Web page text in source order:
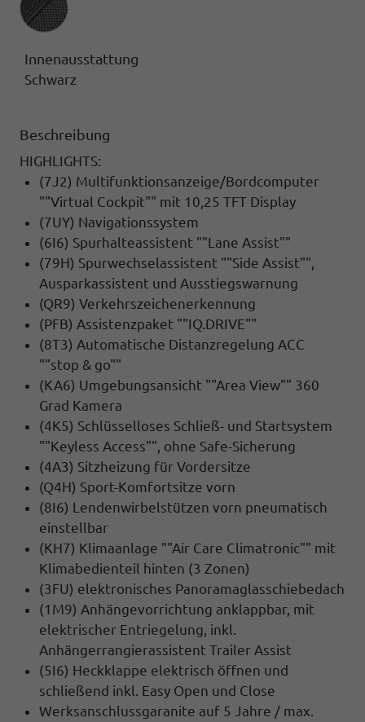
Innenausstattung
Schwarz
Beschreibung
HIGHLIGHTS:
(7J2) Multifunktionsanzeige/Bordcomputer
""Virtual Cockpit"" mit 10,25 TFT Display
(7UY) Navigationssystem
(6I6) Spurhalteassistent ""Lane Assist""
(79H) Spurwechselassistent ""Side Assist"",
Ausparkassistent und Ausstiegswarnung
(QR9) Verkehrszeichenerkennung
(PFB) Assistenzpaket ""IQ.DRIVE""
(8T3) Automatische Distanzregelung ACC
""stop & go""
(KA6) Umgebungsansicht ""Area View"" 360
Grad Kamera
(4K5) Schlüsselloses Schließ- und Startsystem
""Keyless Access"", ohne Safe-Sicherung
(4A3) Sitzheizung für Vordersitze
(Q4H) Sport-Komfortsitze vorn
(8I6) Lendenwirbelstützen vorn pneumatisch
einstellbar
(KH7) Klimaanlage ""Air Care Climatronic"" mit
Klimabedienteil hinten (3 Zonen)
(3FU) elektronisches Panoramaglasschiebedach
(1M9) Anhängevorrichtung anklappbar, mit
elektrischer Entriegelung, inkl.
Anhängerrangierassistent Trailer Assist
(5I6) Heckklappe elektrisch öffnen und
schließend inkl. Easy Open und Close
Werksanschlussgaranite auf 5 Jahre / max.